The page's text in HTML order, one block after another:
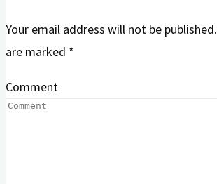
Your email address will not be published.
are marked *
Comment